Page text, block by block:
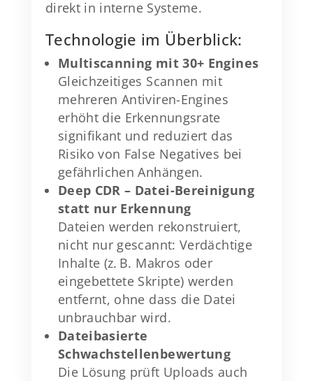
direkt in interne Systeme.
Technologie im Überblick:
Multiscanning mit 30+ Engines
Gleichzeitiges Scannen mit
mehreren Antiviren-Engines
erhöht die Erkennungsrate
signifikant und reduziert das
Risiko von False Negatives bei
gefährlichen Anhängen.
Deep CDR – Datei-Bereinigung
statt nur Erkennung
Dateien werden rekonstruiert,
nicht nur gescannt: Verdächtige
Inhalte (z. B. Makros oder
eingebettete Skripte) werden
entfernt, ohne dass die Datei
unbrauchbar wird.
Dateibasierte
Schwachstellenbewertung
Die Lösung prüft Uploads auch